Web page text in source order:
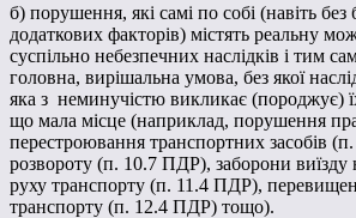
б) порушення, які самі по собі (навіть
додаткових факторів) містять реальну
суспільно небезпечних наслідків і тим
головна, вирішальна умова, без якої
яка з неминучістю викликає (породжує)
що мала місце (наприклад, порушення
перестроювання транспортних засобів
розвороту (п. 10.7 ПДР), заборони виїзду
руху транспорту (п. 11.4 ПДР),
транспорту (п. 12.4 ПДР) тощо).